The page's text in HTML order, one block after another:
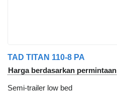
TAD TITAN 110-8 PA
Harga berdasarkan permintaan
Semi-trailer low bed